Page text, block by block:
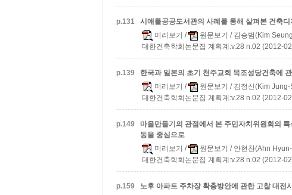
p.131
시애틀공공도서관의 사례를 통해 살펴본 건축
미리보기 / 원문보기 / 김승범(Kim
대한건축학회논문집 계획계:v.28 n.02 (2012-
p.139
한국과 일본의 초기 천주교회 목조성당건축에
미리보기 / 원문보기 / 김정신(Kim
대한건축학회논문집 계획계:v.28 n.02 (2012-
p.149 마을만들기의 관점에서 본 주민자치위원회의 특
동을 중심으로
미리보기 / 원문보기 / 안현찬(Ahn
대한건축학회논문집 계획계:v.28 n.02 (2012-
p.159 노후 아파트 주차장 확충방안에 관한 고찰 대전